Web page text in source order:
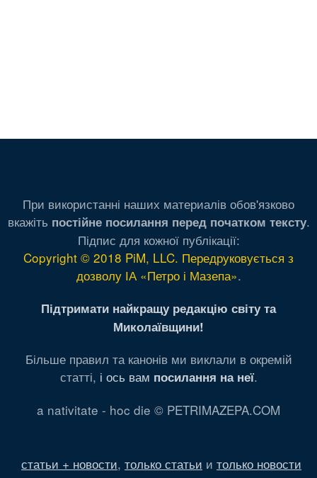
При використанні наших материалів обов'язково
вкажіть постійне посилання перед початком тексту.
Підпис для кожної публікації:
Copyright © 2018 PiM, LLC. Передруковується з
дозволу ІА «Петро і Мазепа».
Підтримати найкращу редакцію світу та
Миколаївщини!
Більше правил та канонів ми виклали в окремій
статті, і ось вам посилання на неї.
a nativitate - hoc die © PETRIMAZEPA.COM
статьи + новости, только статьи и только новости